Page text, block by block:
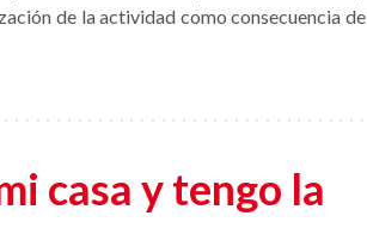
de la actividad como consecuencia de
casa y tengo la